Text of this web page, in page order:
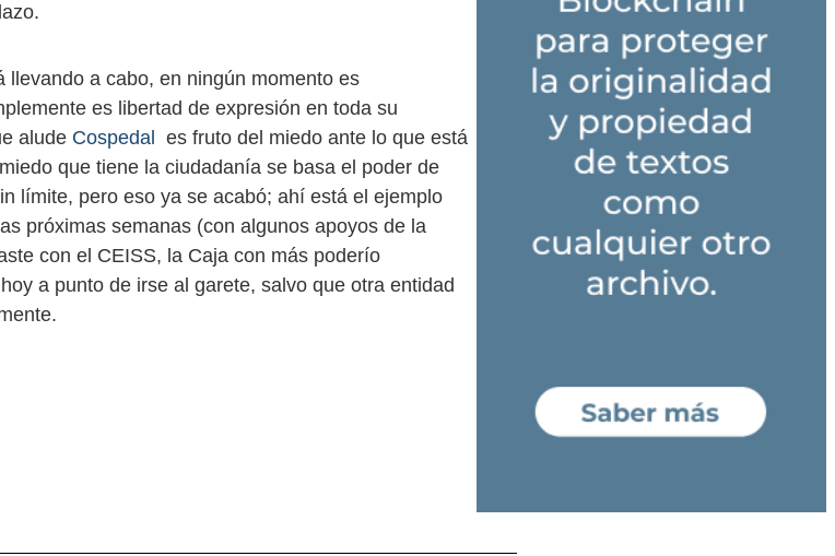
llevando a cabo, en ningún momento es
es libertad de expresión en toda su
alude Cospedal es fruto del miedo ante lo que está
que tiene la ciudadanía se basa el poder de
límite, pero eso ya se acabó; ahí está el ejemplo
próximas semanas (con algunos apoyos de la
con el CEISS, la Caja con más poderío
a punto de irse al garete, salvo que otra entidad